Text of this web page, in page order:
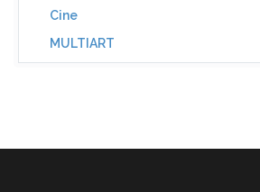
Cine
MULTIART